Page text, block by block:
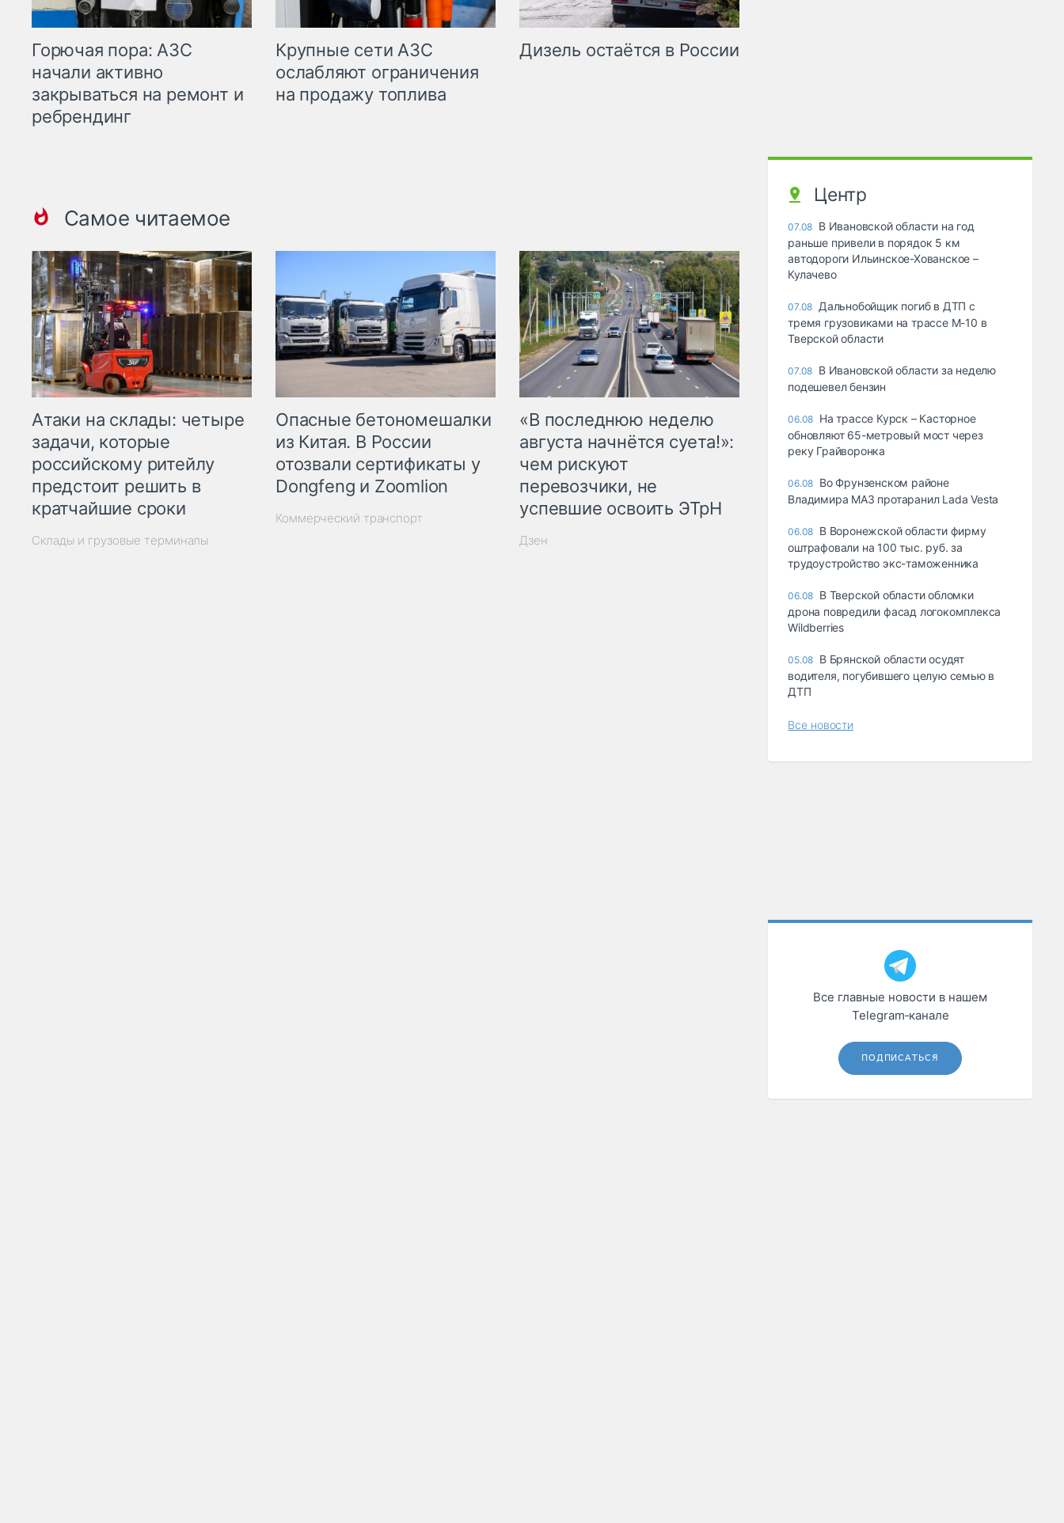
Горючая пора: АЗС
начали активно
закрываться на ремонт и
ребрендинг
Крупные сети АЗС
ослабляют ограничения
на продажу топлива
Дизель остаётся в России
Самое читаемое
Атаки на склады: четыре
задачи, которые
российскому ритейлу
предстоит решить в
кратчайшие сроки
Склады и грузовые терминалы
Опасные бетономешалки
из Китая. В России
отозвали сертификаты у
Dongfeng и Zoomlion
Коммерческий транспорт
«В последнюю неделю
августа начнётся суета!»:
чем рискуют
перевозчики, не
успевшие освоить ЭТрН
Дзен
Центр
07.08 В Ивановской области на год
раньше привели в порядок 5 км
автодороги Ильинское-Хованское –
Кулачево
07.08 Дальнобойщик погиб в ДТП с
тремя грузовиками на трассе М-10 в
Тверской области
07.08 В Ивановской области за неделю
подешевел бензин
06.08 На трассе Курск – Касторное
обновляют 65-метровый мост через
реку Грайворонка
06.08 Во Фрунзенском районе
Владимира МАЗ протаранил Lada Vesta
06.08 В Воронежской области фирму
оштрафовали на 100 тыс. руб. за
трудоустройство экс-таможенника
06.08 В Тверской области обломки
дрона повредили фасад логокомплекса
Wildberries
05.08 В Брянской области осудят
водителя, погубившего целую семью в
ДТП
Все новости
Все главные новости в нашем
Telegram‑канале
ПОДПИСАТЬСЯ